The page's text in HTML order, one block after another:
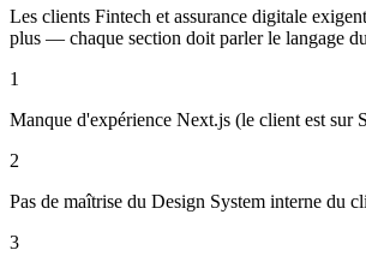
Les clients Fintech et assurance digitale
plus — chaque section doit parler le langage
1
Manque d'expérience Next.js (le client est sur
2
Pas de maîtrise du Design System interne du
3